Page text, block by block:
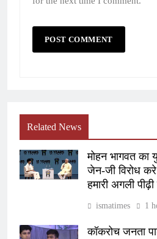
Related News
मोहन भागवत का
जेन-जी विरोध करे
हमारी अगली
ismatimes 1
कॉकरोच जनता